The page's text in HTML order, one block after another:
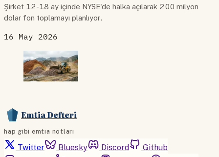
Şirket 12-18 ay içinde NYSE'de halka açılarak 200 milyon
dolar fon toplamayı planlıyor.
16 May 2026
Emtia Defteri
hap gibi emtia notları
Twitter Bluesky Discord
Github